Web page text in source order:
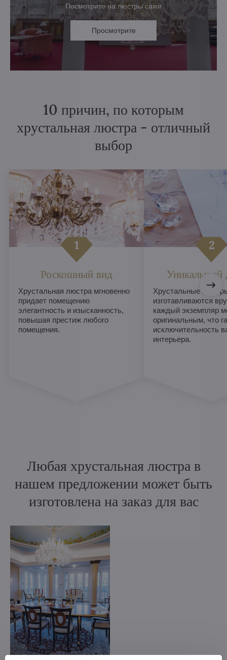
Посмотрите на люстры сами
Просмотрите
10 причин, по которым
хрустальная люстра - отличный
выбор
Роскошный вид
Хрустальная люстра мгновенно
придает помещению
элегантность и изысканность,
повышая престиж любого
помещения.
Уникальный
Хрустальные
изготавливаются
каждый экземпляр
оригинальным, что
исключительность
интерьера.
Любая хрустальная люстра в
нашем предложении может быть
изготовлена на заказ для вас